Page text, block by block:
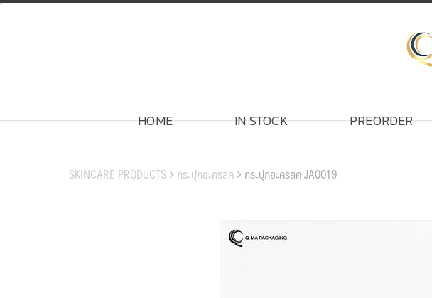
Skip
HOME IN STOCK PREORDER
SKINCARE PRODUCTS กระปุกอะคริลิค กระปุกอะคริลิค JA0019